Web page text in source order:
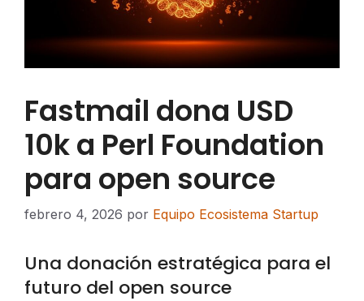
Fastmail dona USD
10k a Perl Foundation
para open source
febrero 4, 2026 por Equipo Ecosistema Startup
Una donación estratégica para el
futuro del open source